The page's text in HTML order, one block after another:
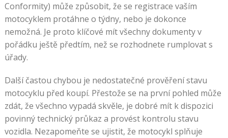
Conformity) může způsobit, že se registrace vaším
motocyklem protáhne o týdny, nebo je dokonce
nemožná. Je proto klíčové mít všechny dokumenty v
pořádku ještě předtím, než se rozhodnete rumplovat s
úřady.
Další častou chybou je nedostatečné prověření stavu
motocyklu před koupí. Přestože se na první pohled může
zdát, že všechno vypadá skvěle, je dobré mít k dispozici
povinný technický průkaz a provést kontrolu stavu
vozidla. Nezapomeňte se ujistit, že motocykl splňuje